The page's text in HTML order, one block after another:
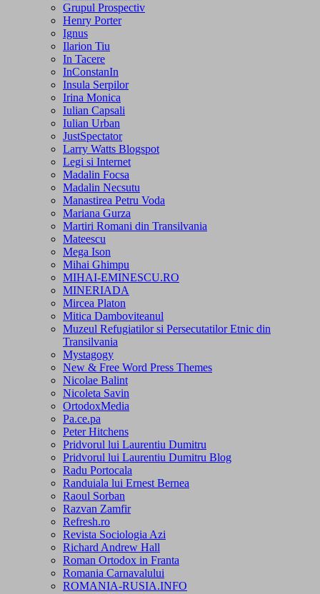
Grupul Prospectiv
Henry Porter
Ignus
Ilarion Tiu
In Tacere
InConstanIn
Insula Serpilor
Irina Monica
Iulian Capsali
Iulian Urban
JustSpectator
Larry Watts Blogspot
Legi si Internet
Madalin Focsa
Madalin Necsutu
Manastirea Petru Voda
Mariana Gurza
Martiri Romani din Transilvania
Mateescu
Mega Ison
Mihai Ghimpu
MIHAI-EMINESCU.RO
MINERIADA
Mircea Platon
Mitica Damboviteanul
Muzeul Refugiatilor si Persecutatilor Etnic din
Transilvania
Mystagogy
New & Free Word Press Themes
Nicolae Balint
Nicoleta Savin
OrtodoxMedia
Pa.ce.pa
Peter Hitchens
Pridvorul lui Laurentiu Dumitru
Pridvorul lui Laurentiu Dumitru Blog
Radu Portocala
Randuiala lui Ernest Bernea
Raoul Sorban
Razvan Zamfir
Refresh.ro
Revista Sociologia Azi
Richard Andrew Hall
Roman Ortodox in Franta
Romania Carnavalului
ROMANIA-RUSIA.INFO